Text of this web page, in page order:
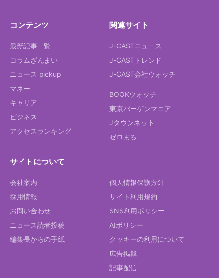
コンテンツ
最新記事一覧
コラムざんまい
ニュース pickup
マネー
キャリア
ビジネス
アクセスランキング
関連サイト
J-CASTニュース
J-CASTトレンド
J-CAST会社ウォッチ
BOOKウォッチ
東京バーゲンマニア
Jタウンネット
ゼロまる
サイトについて
会社案内
採用情報
お問い合わせ
ニュース読者投稿
編集長からの手紙
個人情報保護方針
サイト利用規約
SNS利用ポリシー
AIポリシー
クッキーの利用について
広告掲載
記事配信